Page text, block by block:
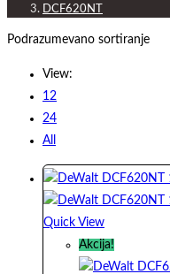
DCF620NT
Podrazumevano sortiranje
View:
12
24
All
Quick View
Akcija!